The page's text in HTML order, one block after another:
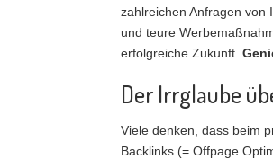
zahlreichen Anfragen von
und teure
erfolgreiche Zukunft.
Der Irrglaube
Viele denken, dass beim
Backlinks (= Offpage